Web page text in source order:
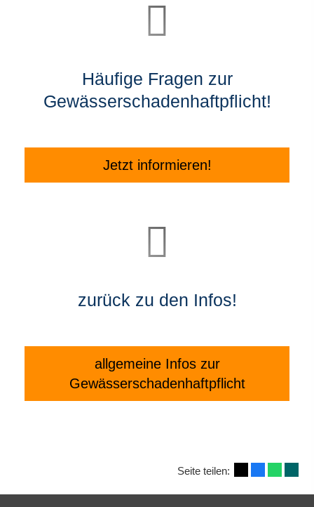
Häufige Fragen zur
Gewässerschadenhaftpflicht!
Jetzt informieren!
zurück zu den Infos!
allgemeine Infos zur
Gewässerschadenhaftpflicht
Seite teilen: